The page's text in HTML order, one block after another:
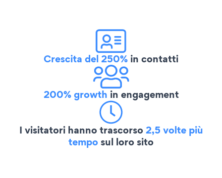
Crescita del 250% in contatti
200% growth in engagement
I visitatori hanno trascorso2,5 volte più
temposul loro sito